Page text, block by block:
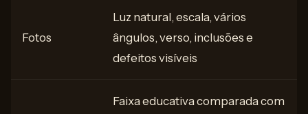
Fotos
Luz natural, escala, vários
ângulos, verso, inclusões e
defeitos visíveis
Faixa educativa comparada com